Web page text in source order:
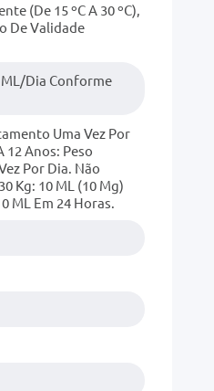
(de 15 ºC A 30 ºC),
De Validade
ML/dia Conforme
Uma Vez Por
12 Anos: Peso
Por Dia. Não
Kg: 10 ML (10 Mg)
ML Em 24 Horas.